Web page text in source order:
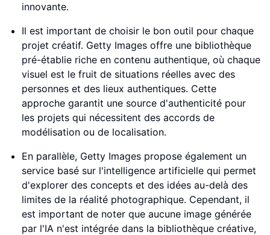
innovante.
Il est important de choisir le bon outil pour chaque
projet créatif. Getty Images offre une bibliothèque
pré-établie riche en contenu authentique, où chaque
visuel est le fruit de situations réelles avec des
personnes et des lieux authentiques. Cette
approche garantit une source d'authenticité pour
les projets qui nécessitent des accords de
modélisation ou de localisation.
En parallèle, Getty Images propose également un
service basé sur l'intelligence artificielle qui permet
d'explorer des concepts et des idées au-delà des
limites de la réalité photographique. Cependant, il
est important de noter que aucune image générée
par l'IA n'est intégrée dans la bibliothèque créative,